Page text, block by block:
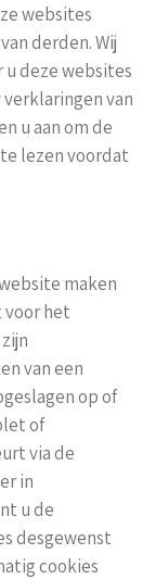
websites
derden. Wij
deze websites
van
u aan om de
lezen voordat
maken
voor het
van een
op of
of
via de
in
u de
desgewenst
cookies